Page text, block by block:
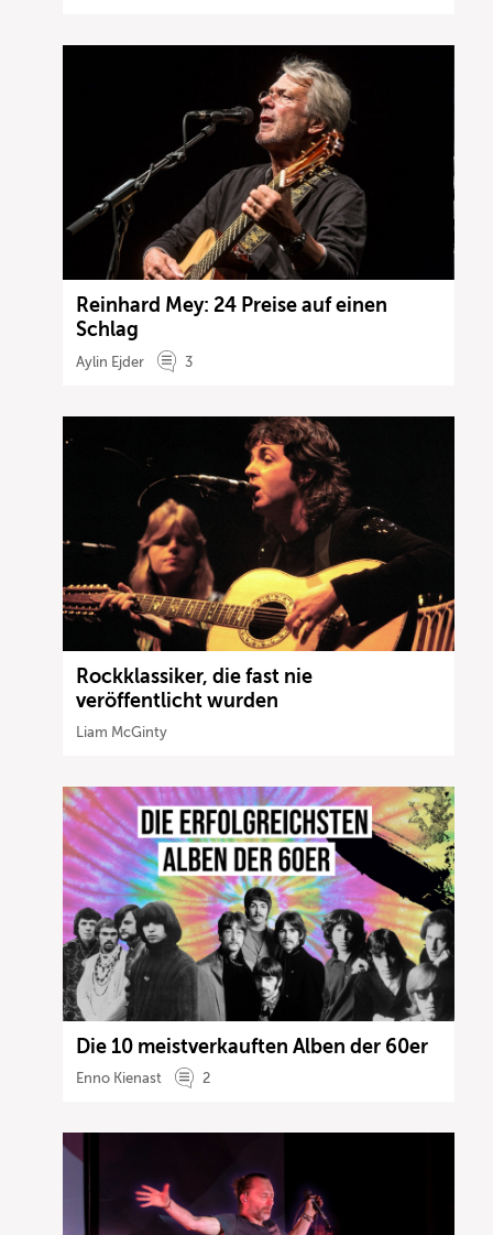
Reinhard Mey: 24 Preise auf einen
Schlag
Aylin Ejder 3
Rockklassiker, die fast nie
veröffentlicht wurden
Liam McGinty
Die 10 meistverkauften Alben der 60er
Enno Kienast 2